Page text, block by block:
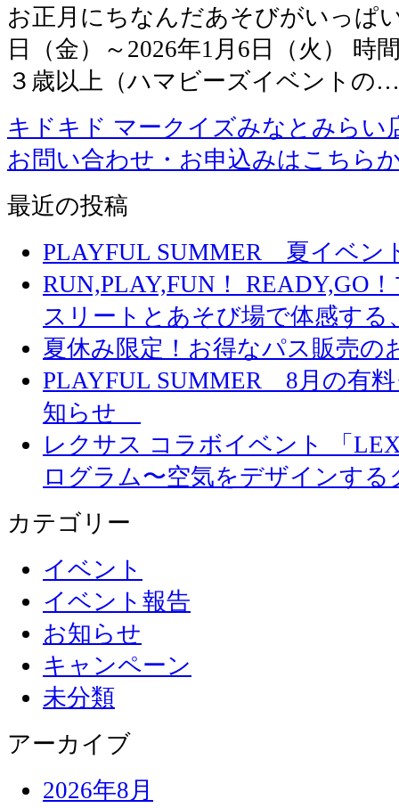
お正月にちなんだあそびがいっぱ
日（金）～2026年1月6日（火） 時
３歳以上（ハマビーズイベントの…
キドキド マークイズみなとみらい
お問い合わせ・お申込みはこちら
最近の投稿
PLAYFUL SUMMER 夏イベ
RUN,PLAY,FUN！ READY,GO
スリートとあそび場で体感する
夏休み限定！お得なパス販売の
PLAYFUL SUMMER 8月の有
知らせ
レクサス コラボイベント 「
ログラム〜空気をデザインす
カテゴリー
イベント
イベント報告
お知らせ
キャンペーン
未分類
アーカイブ
2026年8月